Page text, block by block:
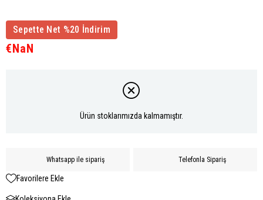
Sepette Net %20 İndirim
€NaN
Ürün stoklarımızda kalmamıştır.
Whatsapp ile sipariş Telefonla Sipariş
Favorilere Ekle